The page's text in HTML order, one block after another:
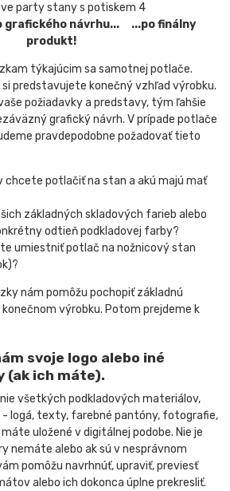
grafického návrhu... ...po finálny
produkt!
týkajúcim sa samotnej potlače.
si predstavujete konečný vzhľad výrobku.
požiadavky a predstavy, tým ľahšie
grafický návrh. V prípade potlače
pravdepodobne požadovať tieto
chcete potlačiť na stan a akú majú mať
základných skladových farieb alebo
odtieň podkladovej farby?
umiestniť potlač na nožnicový stan
nám pomôžu pochopiť základnú
výrobku. Potom prejdeme k
svoje logo alebo iné
(ak ich máte).
všetkých podkladových materiálov,
- logá, texty, farebné pantóny, fotografie,
uložené v digitálnej podobe. Nie je
nemáte alebo ak sú v nesprávnom
pomôžu navrhnúť, upraviť, previesť
alebo ich dokonca úplne prekresliť.